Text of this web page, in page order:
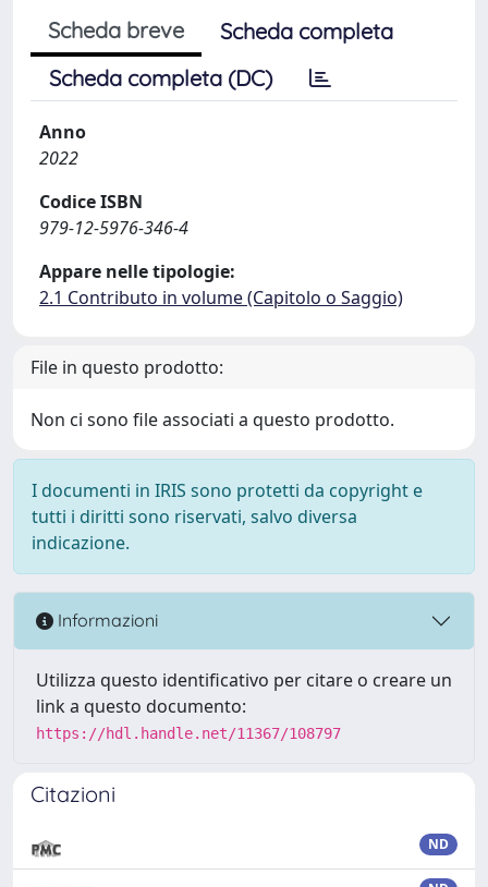
Scheda breve
Scheda completa
Scheda completa (DC)
Anno
2022
Codice ISBN
979-12-5976-346-4
Appare nelle tipologie:
2.1 Contributo in volume (Capitolo o Saggio)
File in questo prodotto:
Non ci sono file associati a questo prodotto.
I documenti in IRIS sono protetti da copyright e
tutti i diritti sono riservati, salvo diversa
indicazione.
Informazioni
Utilizza questo identificativo per citare o creare un
link a questo documento:
https://hdl.handle.net/11367/108797
Citazioni
ND